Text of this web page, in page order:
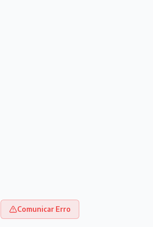
Comunicar Erro